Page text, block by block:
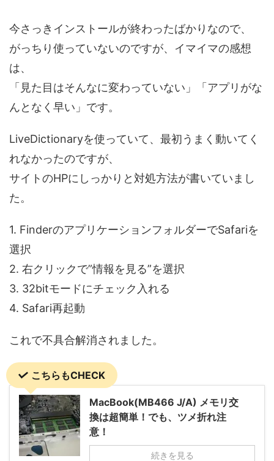
今さっきインストールが終わったばかりなので、
がっちり使っていないのですが、イマイマの感想
は、
「見た目はそんなに変わっていない」「アプリがな
んとなく早い」です。
LiveDictionaryを使っていて、最初うまく動いてく
れなかったのですが、
サイトのHPにしっかりと対処方法が書いていまし
た。
1. FinderのアプリケーションフォルダーでSafariを
選択
2. 右クリックで”情報を見る”を選択
3. 32bitモードにチェック入れる
4. Safari再起動
これで不具合解消されました。
こちらもCHECK
MacBook(MB466 J/A) メモリ交
換は超簡単！でも、ツメ折れ注
意！
続きを見る